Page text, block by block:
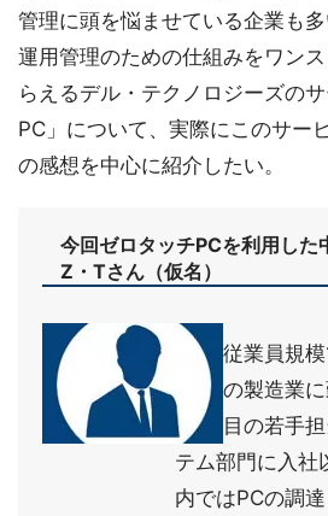
管理に頭を悩ませている企業も
運用管理のための仕組みをワン
らえるデル・テクノロジーズの
PC」について、実際にこのサー
の感想を中心に紹介したい。
今回ゼロタッチPCを利用した
Z・Tさん（仮名）
従業員規
の製造業
目の若手
テム部門に入社
内ではPCの調